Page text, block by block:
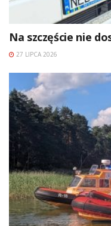
Na szczęście nie
27 LIPCA 2026